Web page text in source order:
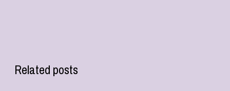
Related posts